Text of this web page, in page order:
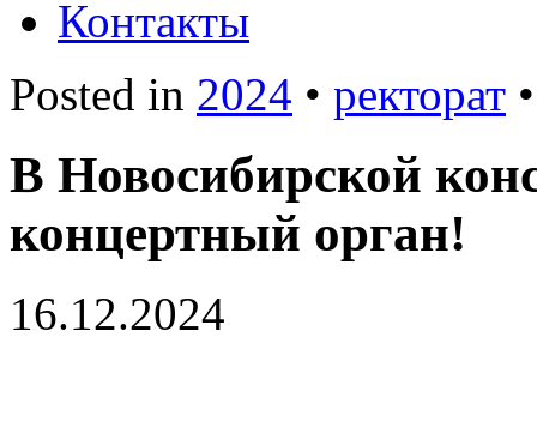
Контакты
Posted in 2024 • ректорат
В Новосибирской
концертный орган!
16.12.2024